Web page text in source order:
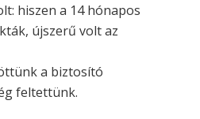
hiszen a 14 hónapos
újszerű volt az
a biztosító
feltettünk.